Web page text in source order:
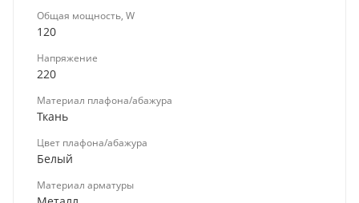
Общая мощность, W
120
Напряжение
220
Материал плафона/абажура
Ткань
Цвет плафона/абажура
Белый
Материал арматуры